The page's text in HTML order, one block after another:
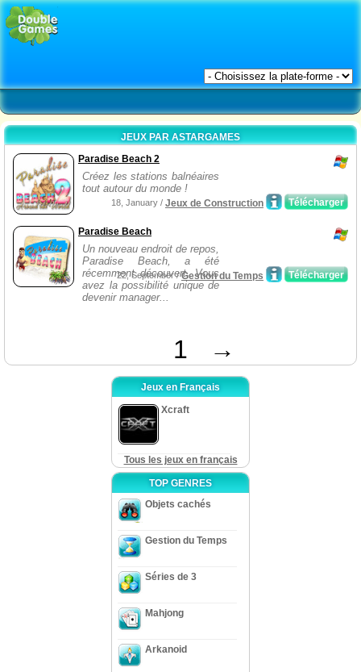
JEUX PAR ASTARGAMES
Paradise Beach 2
Créez les stations balnéaires
tout autour du monde !
Télécharger
18, January / Jeux de Construction
Paradise Beach
Un nouveau endroit de repos,
Paradise Beach, a été
récemment découvert. Vous
avez la possibilité unique de
devenir manager...
Télécharger
22, September /Gestion du Temps
1 →
Jeux en Français
Xcraft
Tous les jeux en français
TOP GENRES
Objets cachés
Gestion du Temps
Séries de 3
Mahjong
Arkanoid